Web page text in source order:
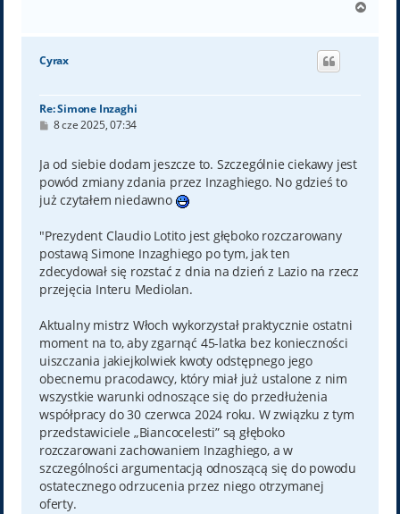
g
Cyrax
Re: Simone Inzaghi
P
t
8 cze 2025, 07:34
Ja od siebie dodam jeszcze to. Szczególnie ciekawy jest
powód zmiany zdania przez Inzaghiego. No gdzieś to
już czytałem niedawno
"Prezydent Claudio Lotito jest głęboko rozczarowany
postawą Simone Inzaghiego po tym, jak ten
zdecydował się rozstać z dnia na dzień z Lazio na rzecz
przejęcia Interu Mediolan.
Aktualny mistrz Włoch wykorzystał praktycznie ostatni
moment na to, aby zgarnąć 45-latka bez konieczności
uiszczania jakiejkolwiek kwoty odstępnego jego
obecnemu pracodawcy, który miał już ustalone z nim
wszystkie warunki odnoszące się do przedłużenia
współpracy do 30 czerwca 2024 roku. W związku z tym
przedstawiciele „Biancocelesti” są głęboko
rozczarowani zachowaniem Inzaghiego, a w
szczególności argumentacją odnoszącą się do powodu
ostatecznego odrzucenia przez niego otrzymanej
oferty.